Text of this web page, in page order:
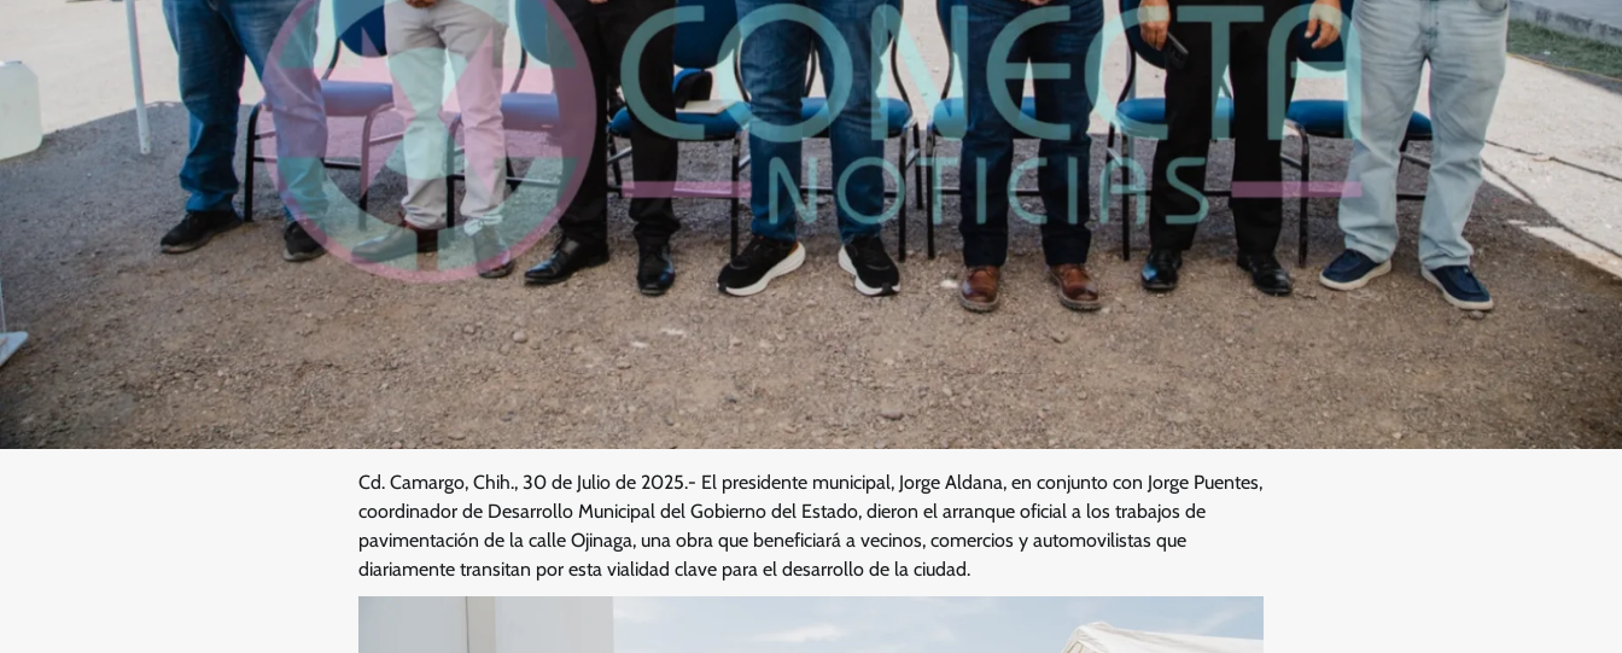
Cd. Camargo, Chih., 30 de Julio de 2025.- El presidente municipal, Jorge Aldana, en conjunto con Jorge Puentes,
coordinador de Desarrollo Municipal del Gobierno del Estado, dieron el arranque oficial a los trabajos de
pavimentación de la calle Ojinaga, una obra que beneficiará a vecinos, comercios y automovilistas que
diariamente transitan por esta vialidad clave para el desarrollo de la ciudad.